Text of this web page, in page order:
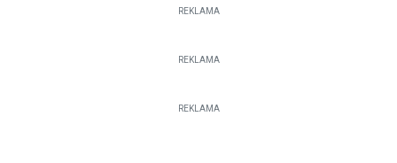
REKLAMA
REKLAMA
REKLAMA